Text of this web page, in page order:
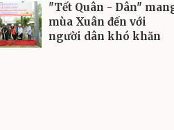
"Tết Quân - Dân"
mùa Xuân đến với
người dân khó khăn